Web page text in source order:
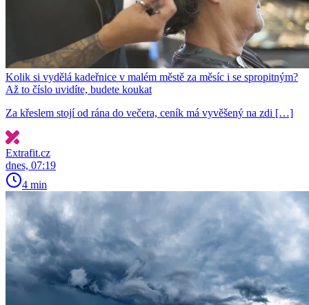
Kolik si vydělá kadeřnice v malém městě za měsíc i se spropitným?
Až to číslo uvidíte, budete koukat
Za křeslem stojí od rána do večera, ceník má vyvěšený na zdi […]
Extrafit.cz
dnes, 07:19
4 min